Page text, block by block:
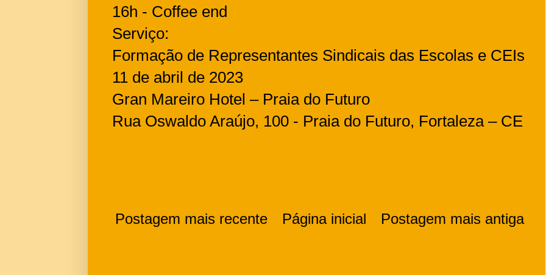
16h - Coffee end
Serviço:
Formação de Representantes Sindicais das Escolas e CEIs
11 de abril de 2023
Gran Mareiro Hotel – Praia do Futuro
Rua Oswaldo Araújo, 100 - Praia do Futuro, Fortaleza – CE
Postagem mais recente Postagem mais antiga
Página inicial